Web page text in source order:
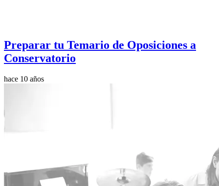
Preparar tu Temario de Oposiciones a
Conservatorio
hace 10 años